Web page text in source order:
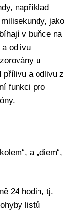
například
jako
v buňce na
odlivu
u
přílivu a odlivu z
funkci pro
a „diem“,
24 hodin, tj.
listů